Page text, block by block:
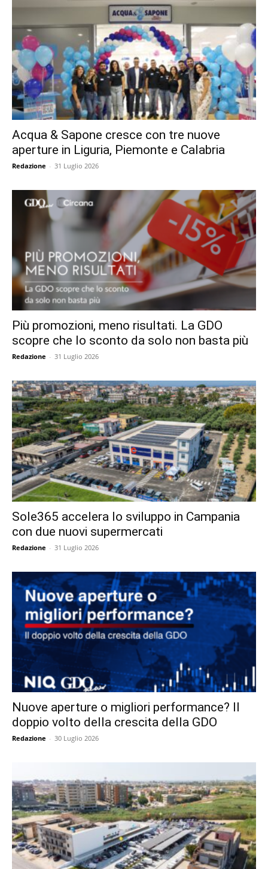
Acqua & Sapone cresce con tre nuove
aperture in Liguria, Piemonte e Calabria
Redazione - 31 Luglio 2026
Più promozioni, meno risultati. La GDO
scopre che lo sconto da solo non basta più
Redazione - 31 Luglio 2026
Sole365 accelera lo sviluppo in Campania
con due nuovi supermercati
Redazione - 31 Luglio 2026
Nuove aperture o migliori performance? Il
doppio volto della crescita della GDO
Redazione - 30 Luglio 2026